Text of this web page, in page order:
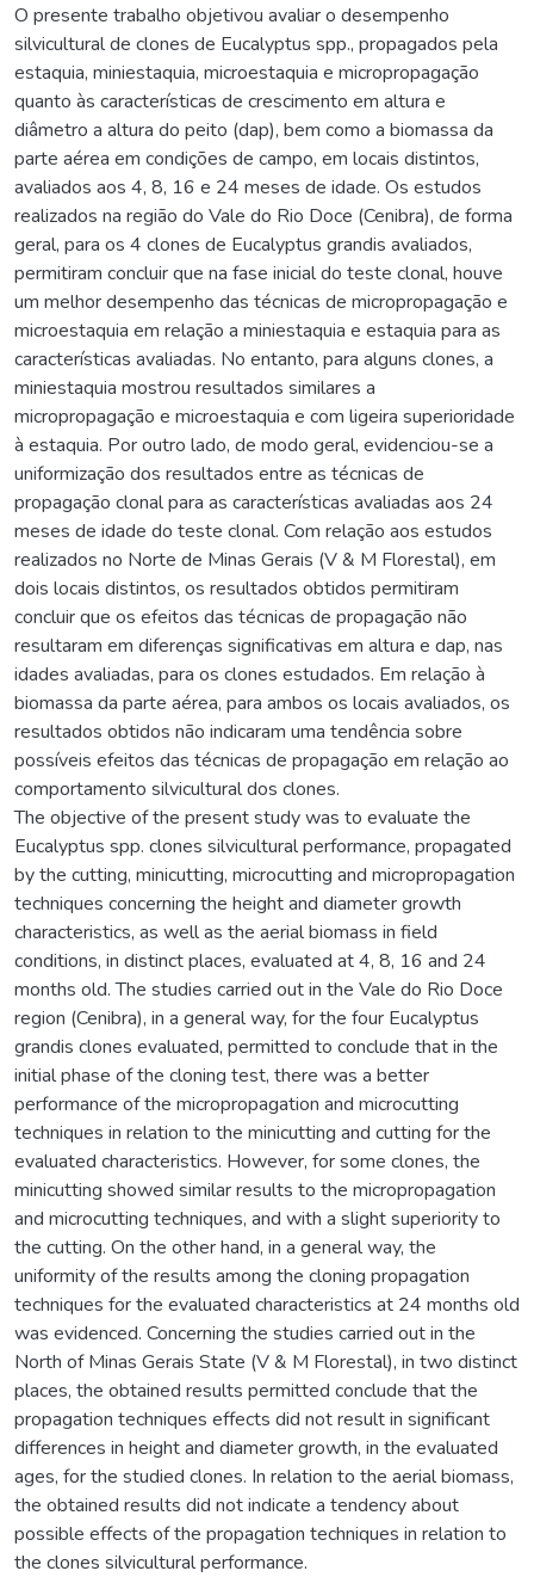
O presente trabalho objetivou avaliar o desempenho
silvicultural de clones de Eucalyptus spp., propagados pela
estaquia, miniestaquia, microestaquia e micropropagação
quanto às características de crescimento em altura e
diâmetro a altura do peito (dap), bem como a biomassa da
parte aérea em condições de campo, em locais distintos,
avaliados aos 4, 8, 16 e 24 meses de idade. Os estudos
realizados na região do Vale do Rio Doce (Cenibra), de forma
geral, para os 4 clones de Eucalyptus grandis avaliados,
permitiram concluir que na fase inicial do teste clonal, houve
um melhor desempenho das técnicas de micropropagação e
microestaquia em relação a miniestaquia e estaquia para as
características avaliadas. No entanto, para alguns clones, a
miniestaquia mostrou resultados similares a
micropropagação e microestaquia e com ligeira superioridade
à estaquia. Por outro lado, de modo geral, evidenciou-se a
uniformização dos resultados entre as técnicas de
propagação clonal para as características avaliadas aos 24
meses de idade do teste clonal. Com relação aos estudos
realizados no Norte de Minas Gerais (V & M Florestal), em
dois locais distintos, os resultados obtidos permitiram
concluir que os efeitos das técnicas de propagação não
resultaram em diferenças significativas em altura e dap, nas
idades avaliadas, para os clones estudados. Em relação à
biomassa da parte aérea, para ambos os locais avaliados, os
resultados obtidos não indicaram uma tendência sobre
possíveis efeitos das técnicas de propagação em relação ao
comportamento silvicultural dos clones.
The objective of the present study was to evaluate the
Eucalyptus spp. clones silvicultural performance, propagated
by the cutting, minicutting, microcutting and micropropagation
techniques concerning the height and diameter growth
characteristics, as well as the aerial biomass in field
conditions, in distinct places, evaluated at 4, 8, 16 and 24
months old. The studies carried out in the Vale do Rio Doce
region (Cenibra), in a general way, for the four Eucalyptus
grandis clones evaluated, permitted to conclude that in the
initial phase of the cloning test, there was a better
performance of the micropropagation and microcutting
techniques in relation to the minicutting and cutting for the
evaluated characteristics. However, for some clones, the
minicutting showed similar results to the micropropagation
and microcutting techniques, and with a slight superiority to
the cutting. On the other hand, in a general way, the
uniformity of the results among the cloning propagation
techniques for the evaluated characteristics at 24 months old
was evidenced. Concerning the studies carried out in the
North of Minas Gerais State (V & M Florestal), in two distinct
places, the obtained results permitted conclude that the
propagation techniques effects did not result in significant
differences in height and diameter growth, in the evaluated
ages, for the studied clones. In relation to the aerial biomass,
the obtained results did not indicate a tendency about
possible effects of the propagation techniques in relation to
the clones silvicultural performance.